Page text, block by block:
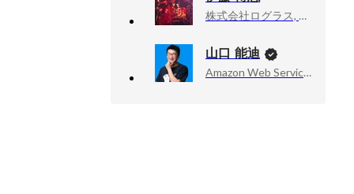
株式会社ログラス, 執行役員CTO
山口 能迪
Amazon Web Services, Inc., Senior Developer Advocate